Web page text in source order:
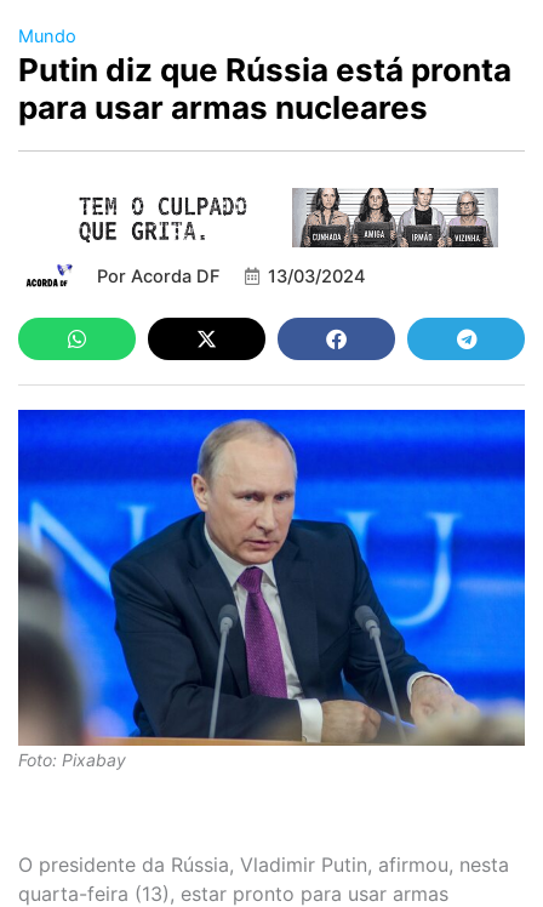
Mundo
Putin diz que Rússia está pronta
para usar armas nucleares
Por Acorda DF 13/03/2024
Foto: Pixabay
O presidente da Rússia, Vladimir Putin, afirmou, nesta
quarta-feira (13), estar pronto para usar armas